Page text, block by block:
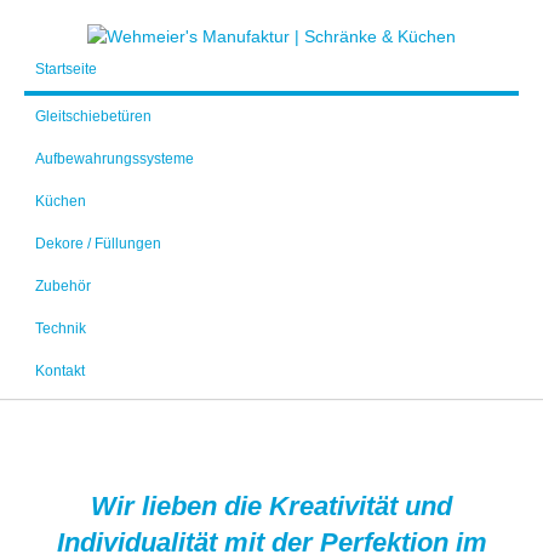
Startseite
Gleitschiebetüren
Aufbewahrungssysteme
Küchen
Dekore / Füllungen
Zubehör
Technik
Kontakt
Wir lieben die Kreativität und
Individualität mit der Perfektion im